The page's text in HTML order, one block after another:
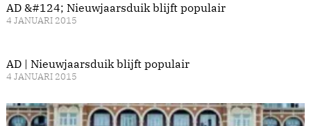
AD &#124; Nieuwjaarsduik blijft populair
4 JANUARI 2015
AD | Nieuwjaarsduik blijft populair
4 JANUARI 2015